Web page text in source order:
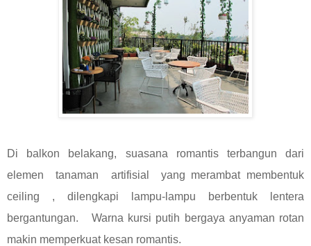
Di balkon belakang, suasana romantis terbangun dari
elemen tanaman artifisial yang merambat membentuk
ceiling , dilengkapi lampu-lampu berbentuk lentera
bergantungan. Warna kursi putih bergaya anyaman rotan
makin memperkuat kesan romantis.